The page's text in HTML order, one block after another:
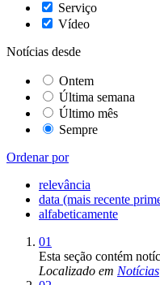
Serviço
Vídeo
Notícias desde
Ontem
Última semana
Último mês
Sempre
Ordenar por
relevância
data (mais recente
alfabeticamente
01
Esta seção contém
Localizado em Notícias